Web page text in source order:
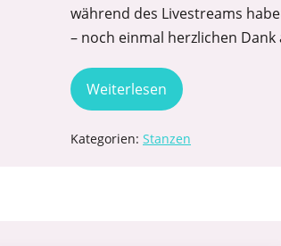
während des Livestreams
– noch einmal herzlichen
Weiterlesen
Kategorien: Stanzen